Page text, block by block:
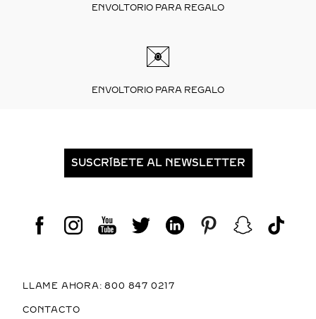
ENVOLTORIO PARA REGALO
ENVOLTORIO PARA REGALO
SUSCRÍBETE AL NEWSLETTER
LLAME AHORA: 800 847 0217
CONTACTO